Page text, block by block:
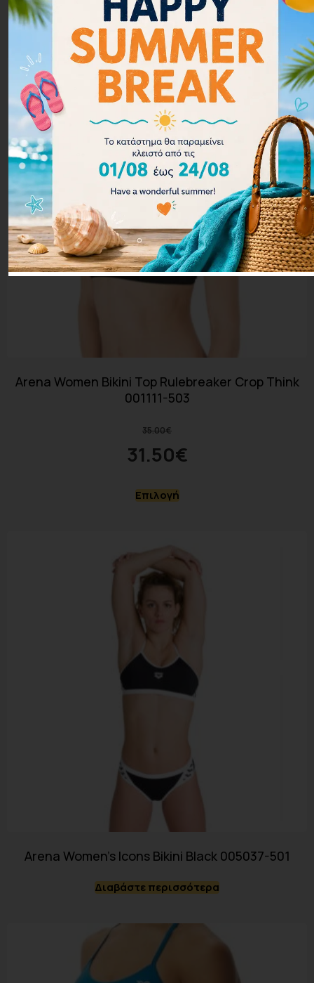
Επιλογή
Arena Women Bikini Top Rulebreaker Crop Think
001111-503
35.00€
31.50€
Επιλογή
Arena Women’s Icons Bikini Black 005037-501
Διαβάστε περισσότερα